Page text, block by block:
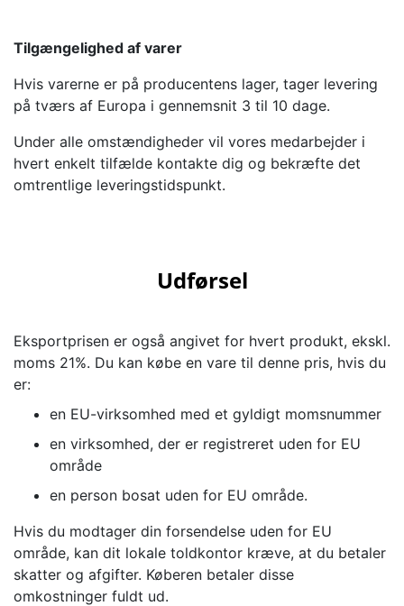
Tilgængelighed af varer
Hvis varerne er på producentens lager, tager levering
på tværs af Europa i gennemsnit 3 til 10 dage.
Under alle omstændigheder vil vores medarbejder i
hvert enkelt tilfælde kontakte dig og bekræfte det
omtrentlige leveringstidspunkt.
Udførsel
Eksportprisen er også angivet for hvert produkt, ekskl.
moms 21%. Du kan købe en vare til denne pris, hvis du
er:
en EU-virksomhed med et gyldigt momsnummer
en virksomhed, der er registreret uden for EU
område
en person bosat uden for EU område.
Hvis du modtager din forsendelse uden for EU
område, kan dit lokale toldkontor kræve, at du betaler
skatter og afgifter. Køberen betaler disse
omkostninger fuldt ud.